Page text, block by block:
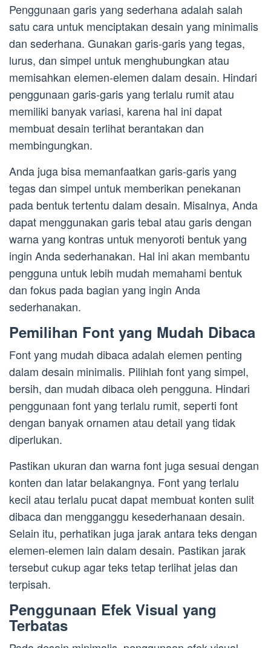
Penggunaan garis yang sederhana adalah salah
satu cara untuk menciptakan desain yang minimalis
dan sederhana. Gunakan garis-garis yang tegas,
lurus, dan simpel untuk menghubungkan atau
memisahkan elemen-elemen dalam desain. Hindari
penggunaan garis-garis yang terlalu rumit atau
memiliki banyak variasi, karena hal ini dapat
membuat desain terlihat berantakan dan
membingungkan.
Anda juga bisa memanfaatkan garis-garis yang
tegas dan simpel untuk memberikan penekanan
pada bentuk tertentu dalam desain. Misalnya, Anda
dapat menggunakan garis tebal atau garis dengan
warna yang kontras untuk menyoroti bentuk yang
ingin Anda sederhanakan. Hal ini akan membantu
pengguna untuk lebih mudah memahami bentuk
dan fokus pada bagian yang ingin Anda
sederhanakan.
Pemilihan Font yang Mudah Dibaca
Font yang mudah dibaca adalah elemen penting
dalam desain minimalis. Pilihlah font yang simpel,
bersih, dan mudah dibaca oleh pengguna. Hindari
penggunaan font yang terlalu rumit, seperti font
dengan banyak ornamen atau detail yang tidak
diperlukan.
Pastikan ukuran dan warna font juga sesuai dengan
konten dan latar belakangnya. Font yang terlalu
kecil atau terlalu pucat dapat membuat konten sulit
dibaca dan mengganggu kesederhanaan desain.
Selain itu, perhatikan juga jarak antara teks dengan
elemen-elemen lain dalam desain. Pastikan jarak
tersebut cukup agar teks tetap terlihat jelas dan
terpisah.
Penggunaan Efek Visual yang
Terbatas